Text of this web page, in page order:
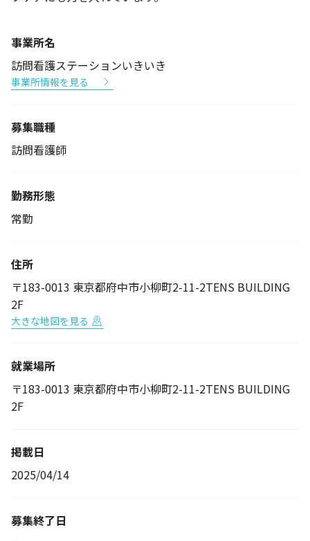
事業所名
訪問看護ステーションいきいき
事業所情報を見る
募集職種
訪問看護師
勤務形態
常勤
住所
〒183-0013 東京都府中市小柳町2-11-2TENS BUILDING
2F
大きな地図を見る
就業場所
〒183-0013 東京都府中市小柳町2-11-2TENS BUILDING
2F
掲載日
2025/04/14
募集終了日